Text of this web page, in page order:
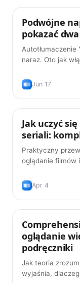
Porady
Podwójne
pokazać
Autotłumaczenie
naraz. Oto jak
2026.Jun 17
Metody nauki
Jak uczyć
seriali:
Praktyczny
oglądanie filmów
i powtórkami
Apr 4
Metody nauki
oglądanie
podręczniki
Jak teoria
wyjaśnia,